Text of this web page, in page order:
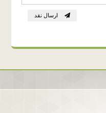
ارسال نقد